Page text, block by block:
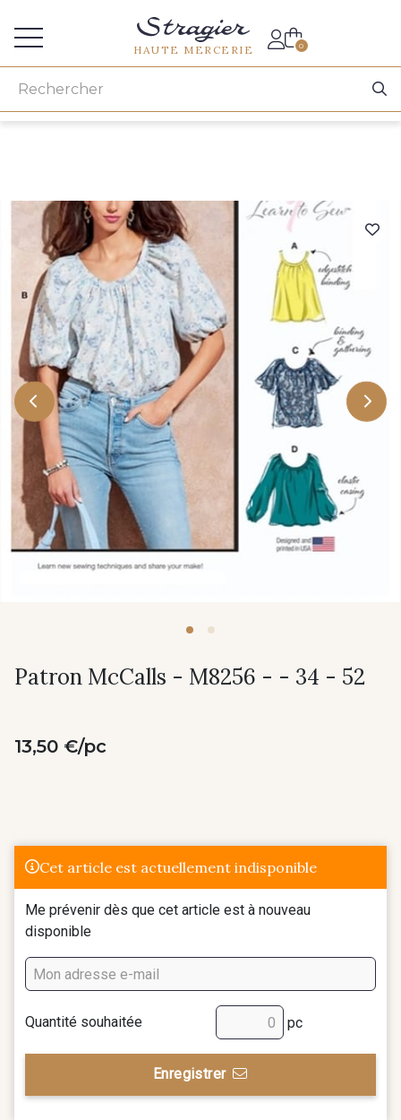
HAUTE MERCERIE 0
Patron McCalls - M8256 - - 34 - 52
13,50 €/pc
Cet article est actuellement indisponible
Me prévenir dès que cet article est à nouveau
disponible
Quantité souhaitée pc
Enregistrer